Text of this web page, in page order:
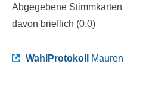
Abgegebene Stimmkarten
davon brieflich (0.0)
WahlProtokoll Mauren